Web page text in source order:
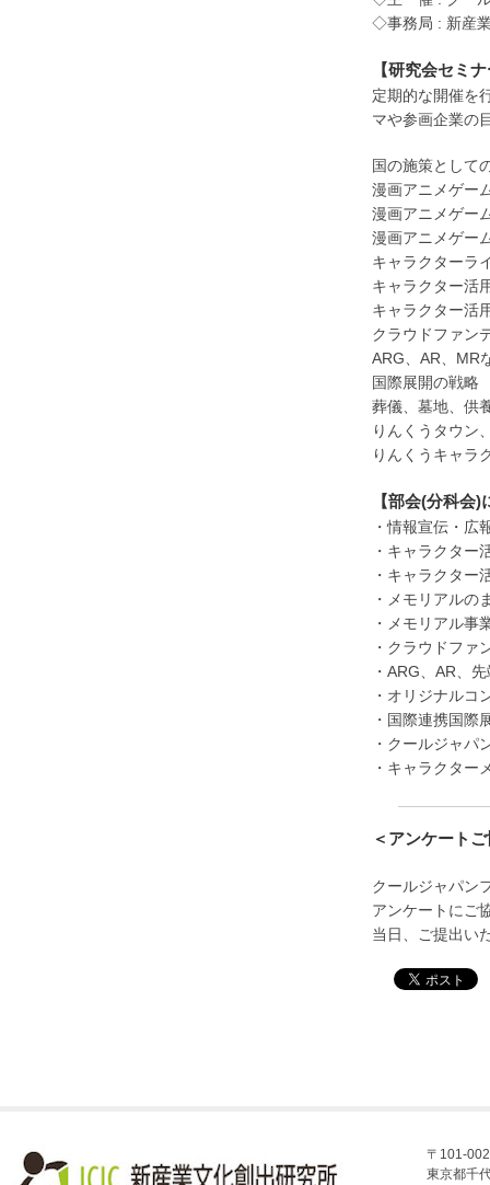
◇事務局 : 新産
【研究会セミ
定期的な開催を
マや参画企業の
国の施策として
漫画アニメゲー
漫画アニメゲー
漫画アニメゲー
キャラクターラ
キャラクター活
キャラクター活
クラウドファン
ARG、AR、MR
国際展開の戦略
葬儀、墓地、供
りんくうタウン
りんくうキャラ
【部会(分科会)
・情報宣伝・広
・キャラクター
・キャラクター
・メモリアルの
・メモリアル事
・クラウドファ
・ARG、AR、
・オリジナルコ
・国際連携国際
・クールジャパ
・キャラクター
＜アンケート
クールジャパン
アンケートにご
当日、ご提出い
〒101-
東京都千